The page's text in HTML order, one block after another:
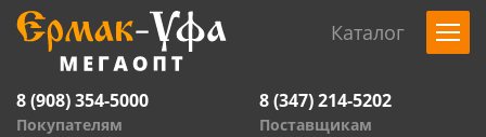
Каталог
8 (908) 354-5000
Покупателям
8 (347) 214-5202
Поставщикам